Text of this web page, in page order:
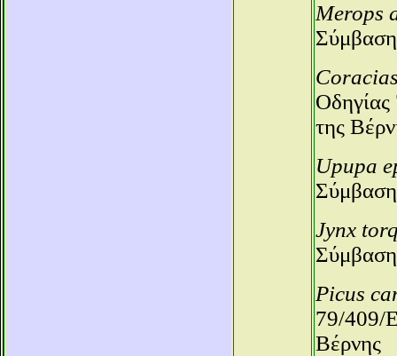
Merops
της
Upupa
Jynx
Picus
79/409/
Βέρνης